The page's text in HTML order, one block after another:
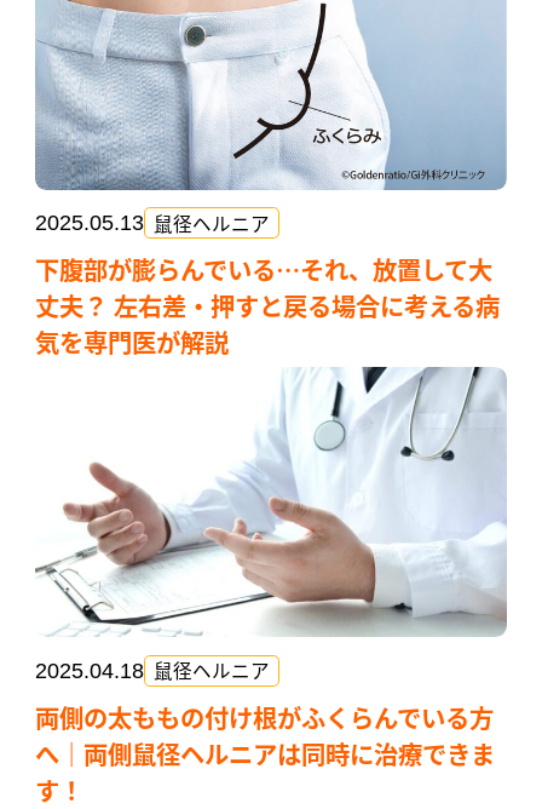
2025.05.13 鼠径ヘルニア
下腹部が膨らんでいる…それ、放置して大
丈夫？ 左右差・押すと戻る場合に考える病
気を専門医が解説
2025.04.18 鼠径ヘルニア
両側の太ももの付け根がふくらんでいる方
へ｜両側鼠径ヘルニアは同時に治療できま
す！